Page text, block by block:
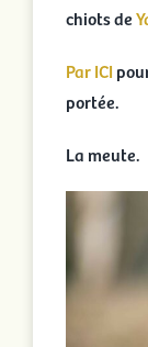
Portées archivées
Infos pratiques
Activités
chiots de
Par ICI
portée.
La meute.